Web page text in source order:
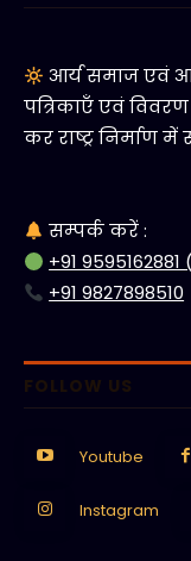
आर्य समाज एवं
पत्रिकाएँ एवं
कर राष्ट्र निर्माण
सम्पर्क करें :
+91
+91 9827898510
FOLLOW US
Youtube
Instagram